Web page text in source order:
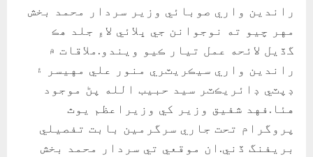
راندين واري صوبائي وزير سردار محمد بخش
مهر چيو ته نوجوانن جي ڀلائي لاءِ جلد هڪ
گڏيل لائحه عمل تيار ڪيو ويندو.ملاقات ۾
راندين واري سيڪريٽري منور علي مهيسر ۽
ڊپٽي ڊائريڪٽر سيد حبيب الله پڻ موجود
هئا.فهد شفيق وزير کي وزيراعظم يوٿ
پروگرام تحت جاري سرگرمين بابت تفصيلي
بريفنگ ڏني.ان موقعي تي سردار محمد بخش